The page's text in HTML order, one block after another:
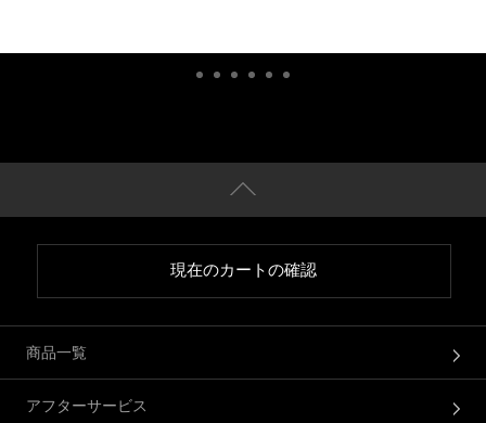
現在のカートの確認
商品一覧
アフターサービス